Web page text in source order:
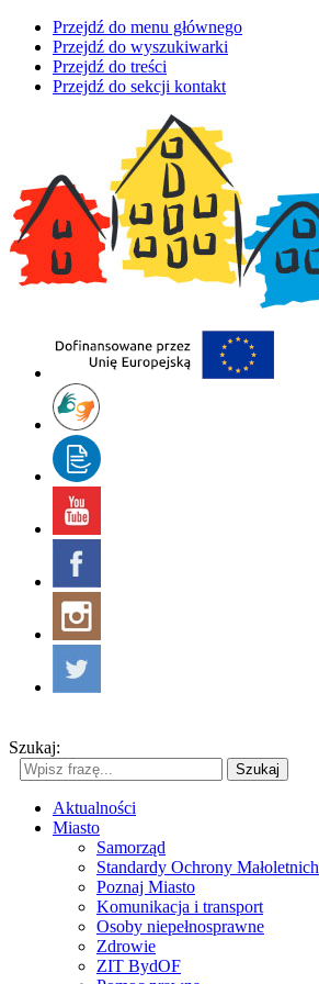
Przejdź do menu głównego
Przejdź do wyszukiwarki
Przejdź do treści
Przejdź do sekcji kontakt
Szukaj:
Szukaj
Aktualności
Miasto
Samorząd
Standardy Ochrony Małoletnich
Poznaj Miasto
Komunikacja i transport
Osoby niepełnosprawne
Zdrowie
ZIT BydOF